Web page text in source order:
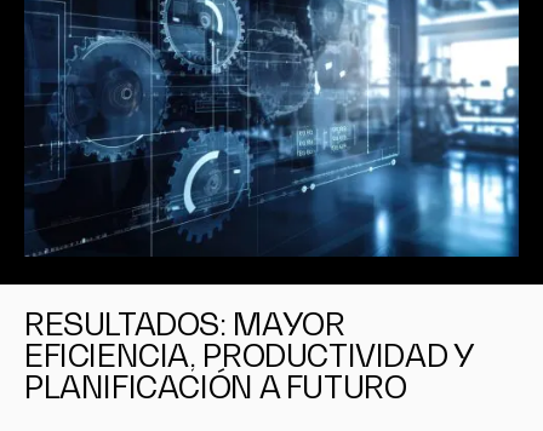
RESULTADOS: MAYOR
EFICIENCIA, PRODUCTIVIDAD Y
PLANIFICACIÓN A FUTURO